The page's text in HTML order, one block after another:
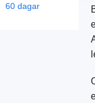
60 dagar